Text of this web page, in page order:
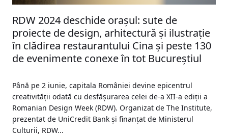
RDW 2024 deschide orașul: sute de
proiecte de design, arhitectură și ilustrație
în clădirea restaurantului Cina și peste 130
de evenimente conexe în tot Bucureștiul
Până pe 2 iunie, capitala României devine epicentrul
creativității odată cu desfășurarea celei de-a XII-a ediții a
Romanian Design Week (RDW). Organizat de The Institute,
prezentat de UniCredit Bank și finanțat de Ministerul
Culturii, RDW...